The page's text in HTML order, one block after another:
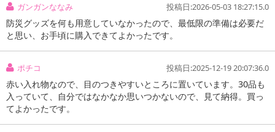
ガンガンななみ 投稿日:2026-05-03 18:27:15.0
防災グッズを何も用意していなかったので、最低限の準備は必要だ
と思い、お手頃に購入できてよかったです。
ポチコ 投稿日:2025-12-19 20:07:36.0
赤い入れ物なので、目のつきやすいところに置いています。30品も
入っていて、自分ではなかなか思いつかないので、見て納得。買っ
てよかったです。